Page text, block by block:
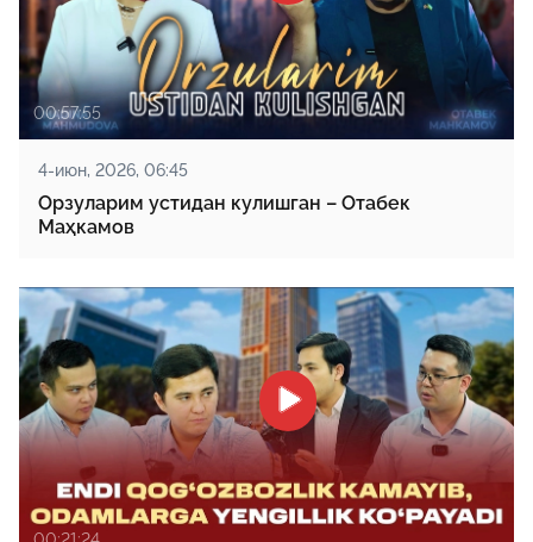
00:57:55
4-июн, 2026, 06:45
Орзуларим устидан кулишган – Отабек
Маҳкамов